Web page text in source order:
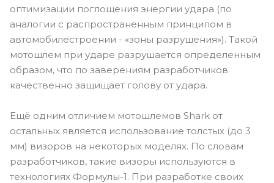
оптимизации поглощения энергии удара (по
аналогии с распространенным принципом в
автомобилестроении - «зоны разрушения»). Такой
мотошлем при ударе разрушается определенным
образом, что по заверениям разработчиков
качественно защищает голову от удара.
Ещё одним отличием мотошлемов Shark от
остальных является использование толстых (до 3
мм) визоров на некоторых моделях. По словам
разработчиков, такие визоры используются в
технологиях Формулы-1. При разработке своих